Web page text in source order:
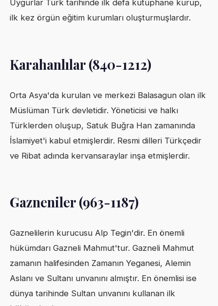
Uygurlar Türk tarihinde ilk defa kütüphane kurup,
ilk kez örgün eğitim kurumları oluşturmuşlardır.
Karahanlılar (840-1212)
Orta Asya'da kurulan ve merkezi Balasagun olan ilk
Müslüman Türk devletidir. Yöneticisi ve halkı
Türklerden oluşup, Satuk Buğra Han zamanında
İslamiyet'i kabul etmişlerdir. Resmi dilleri Türkçedir
ve Ribat adında kervansaraylar inşa etmişlerdir.
Gazneniler (963-1187)
Gaznelilerin kurucusu Alp Tegin'dir. En önemli
hükümdarı Gazneli Mahmut'tur. Gazneli Mahmut
zamanın halifesinden Zamanın Yeganesi, Alemin
Aslanı ve Sultanı unvanını almıştır. En önemlisi ise
dünya tarihinde Sultan unvanını kullanan ilk